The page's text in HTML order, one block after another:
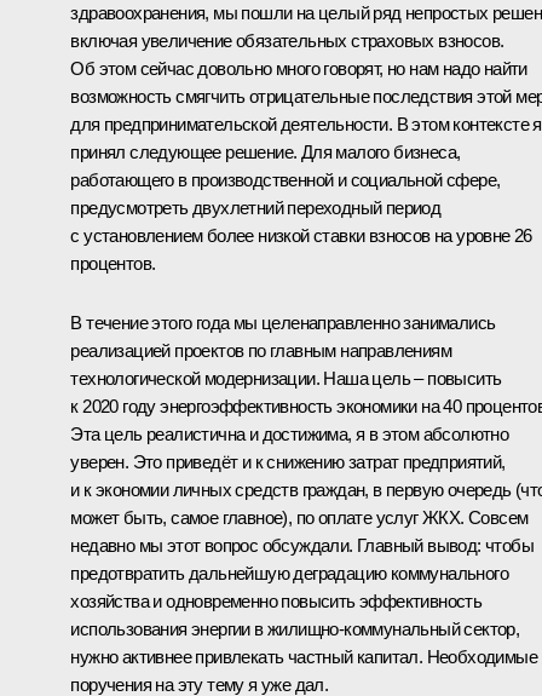
здравоохранения, мы пошли на целый ряд непростых
включая увеличение обязательных страховых взносов.
Об этом сейчас довольно много говорят, но нам надо найти
возможность смягчить отрицательные последствия этой
для предпринимательской деятельности. В этом контексте я
принял следующее решение. Для малого бизнеса,
работающего в производственной и социальной сфере,
предусмотреть двухлетний переходный период
с установлением более низкой ставки взносов на уровне 26
процентов.
В течение этого года мы целенаправленно занимались
реализацией проектов по главным направлениям
технологической модернизации. Наша цель – повысить
к 2020 году энергоэффективность экономики на 40
Эта цель реалистична и достижима, я в этом абсолютно
уверен. Это приведёт и к снижению затрат предприятий,
и к экономии личных средств граждан, в первую очередь
может быть, самое главное), по оплате услуг ЖКХ. Совсем
недавно мы этот вопрос обсуждали. Главный вывод: чтобы
предотвратить дальнейшую деградацию коммунального
хозяйства и одновременно повысить эффективность
использования энергии в жилищно-коммунальный сектор,
нужно активнее привлекать частный капитал. Необходимые
поручения на эту тему я уже дал.